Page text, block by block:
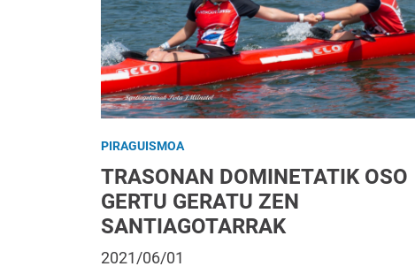
PIRAGUISMOA
TRASONAN DOMINETATIK OSO
GERTU GERATU ZEN
SANTIAGOTARRAK
2021/06/01